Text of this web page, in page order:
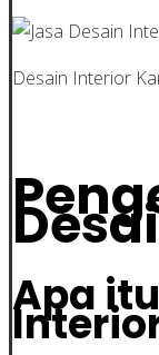
Desain Interior
Apa